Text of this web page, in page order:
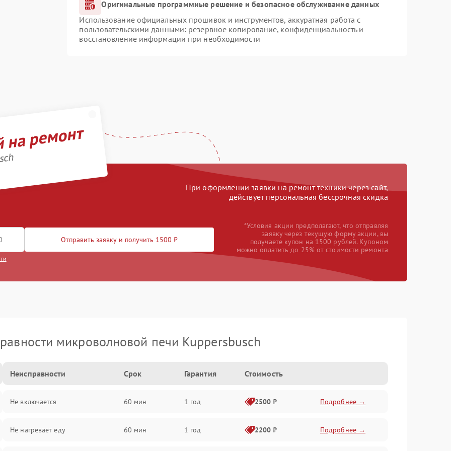
Оригинальные программные решение и безопасное обслуживание данных
Использование официальных прошивок и инструментов, аккуратная работа с
пользовательскими данными: резервное копирование, конфиденциальность и
восстановление информации при необходимости
ремонт
При оформлении заявки на ремонт техники через сайт,
действует персональная бессрочная скидка
Отправить заявку и получить 1500 ₽
*Условия акции предполагают, что отправляя
заявку через текущую форму акции, вы
получаете купон на 1500 рублей. Купоном
можно оплатить до 25% от стоимости ремонта
микроволновой печи Kuppersbusch
Неисправности Срок Гарантия Стоимость
Не включается 60 мин 1 год 2500 ₽ Подробнее →
Не нагревает еду 60 мин 1 год 2200 ₽ Подробнее →